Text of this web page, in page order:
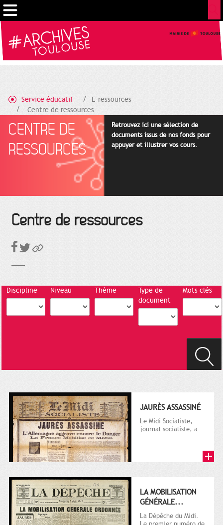
Service éducatif
E-ressources
Centre de ressources
CENTRE DE
RESSOURCES
Retrouvez ici une sélection de
documents issus de nos fonds pour
appuyer et illustrer vos cours.
Centre de ressources
Discipline Niveau Thème
Type de
document
Mots clés
JAURÈS ASSASSINÉ
Le Midi Socialiste,
journal socialiste, a
LA MOBILISATION
GÉNÉRALE...
La Dépêche du Midi.
Cookies management panel